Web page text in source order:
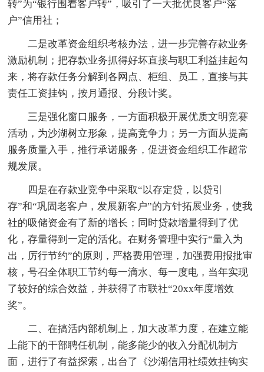
转”为“银行围着客户转”，吸引了一大批优良客户“落
户”信用社；
二是改革资金组织考核办法，进一步完善存款业务
激励机制；把存款业务抓得好坏直接与职工利益挂起勾
来，将存款任务分解到各网点、柜组、员工，直接与其
责任工资挂钩，按月通报、分段计奖。
三是强化窗口服务，一方面积极开展优质文明竞赛
活动，为沙湖树立形象，提高竞争力；另一方面从提高
服务质量入手，推行承诺服务，促进资金组织工作超常
规发展。
四是在存款业竞争中采取“以存定贷，以贷引
存”和“巩固老客户，发展新客户”的方针拓展业务，使我
社的吸储资金有了新的增长；同时贷款增量得到了优
化，存量得到一定的活化。在财务管理中实行“量入为
出，厉行节约”的原则，严格费用管理，加强费用报批审
核，号召全体职工节约每一滴水、每一度电，当年实现
了较好的综合效益，并获得了市联社“20xx年度增效
奖”。
二、在搞活内部机制上，加大改革力度，在建立能
上能下的干部聘任机制，能多能少的收入分配机制方
面，进行了有益探索，出台了《沙湖信用社绩效挂钩实